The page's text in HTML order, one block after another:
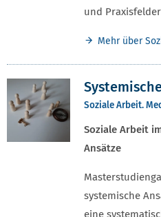
und
Mehr über
Soziale Arbeit.
Soziale Arbeit
Ansätze
systemische
eine